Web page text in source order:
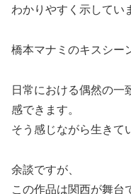
わかりやすく示してい
橋本マナミのキスシー
日常における偶然の一
感できます。
そう感じながら生きて
余談ですが、
この作品は関西が舞台